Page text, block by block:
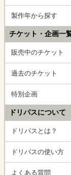
製作年から探す
チケット・企画一
販売中のチケット
過去のチケット
特別企画
ドリパスについて
ドリパスとは？
ドリパスの使い方
よくある質問